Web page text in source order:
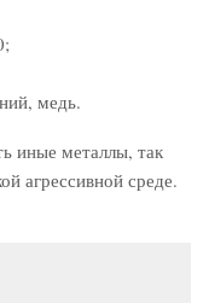
медь.
иные металлы, так
агрессивной среде.